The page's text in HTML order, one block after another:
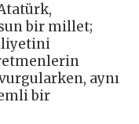
bir millet;
aynı
bir